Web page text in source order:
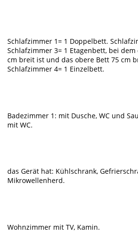
Schlafzimmer 1= 1 Doppelbett.
Schlafzimmer 3= 1 Etagenbett, bei
cm breit ist und das obere Bett 75 cm
Schlafzimmer 4= 1 Einzelbett.
Badezimmer 1: mit Dusche, WC und
mit WC.
das Gerät hat: Kühlschrank,
Mikrowellenherd.
Wohnzimmer mit TV, Kamin.